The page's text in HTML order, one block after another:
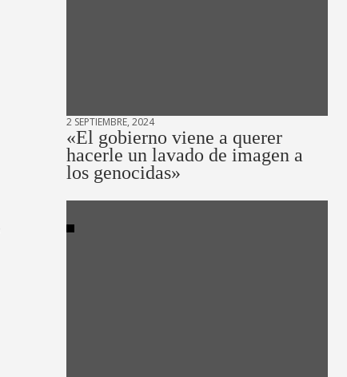
2 SEPTIEMBRE, 2024
«El gobierno viene a querer
hacerle un lavado de imagen a
los genocidas»